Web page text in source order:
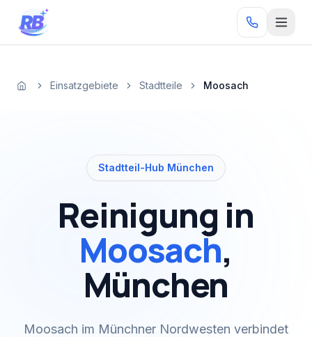
Zum Inhalt springen
RB
StartseiteEinsatzgebiete Stadtteile Moosach
Stadtteil-Hub München
Reinigung in
Moosach,
München
Moosach im Münchner Nordwesten verbindet